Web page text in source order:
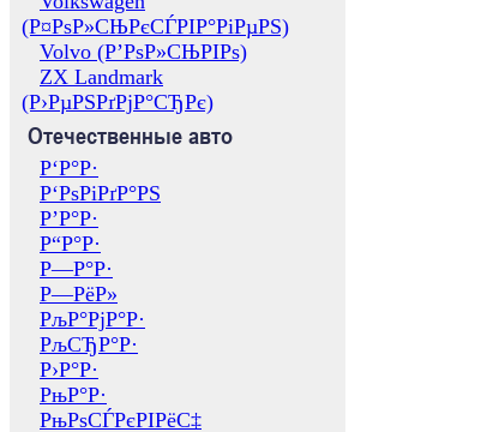
(Р¤РѕР»СЊРєСЃРІР°РіРµРЅ)
Volvo (Р’РѕР»СЊРІРѕ)
ZX Landmark
(Р›РµРЅРґРјР°СЂРє)
Отечественные авто
Р‘Р°Р·
Р‘РѕРіРґР°РЅ
Р’Р°Р·
Р“Р°Р·
Р—Р°Р·
Р—РёР»
РљР°РјР°Р·
РљСЂР°Р·
Р›Р°Р·
РњР°Р·
РњРѕСЃРєРІРёС‡